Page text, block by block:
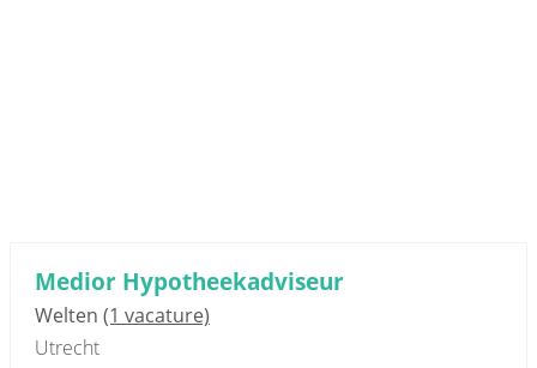
Medior Hypotheekadviseur
Welten (1 vacature)
Utrecht